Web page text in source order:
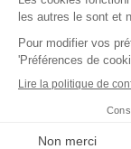
All rights